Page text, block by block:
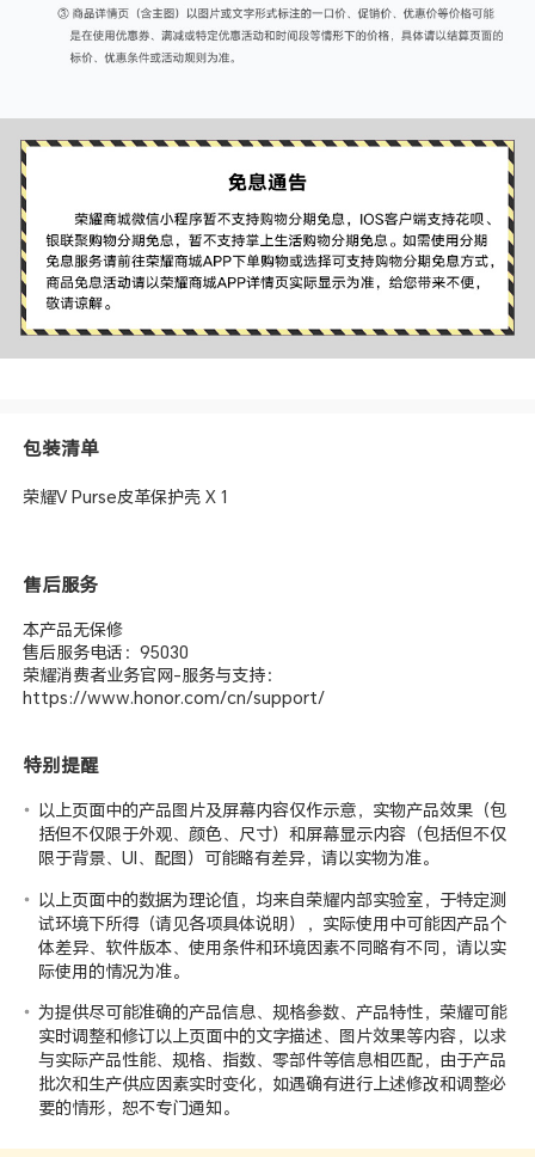
包装清单
荣耀V Purse皮革保护壳 X 1
售后服务
本产品无保修
售后服务电话：95030
荣耀消费者业务官网-服务与支持：
https://www.honor.com/cn/support/
特别提醒
以上页面中的产品图片及屏幕内容仅作示意，实物产品效果（包
括但不仅限于外观、颜色、尺寸）和屏幕显示内容（包括但不仅
限于背景、UI、配图）可能略有差异，请以实物为准。
以上页面中的数据为理论值，均来自荣耀内部实验室，于特定测
试环境下所得（请见各项具体说明），实际使用中可能因产品个
体差异、软件版本、使用条件和环境因素不同略有不同，请以实
际使用的情况为准。
为提供尽可能准确的产品信息、规格参数、产品特性，荣耀可能
实时调整和修订以上页面中的文字描述、图片效果等内容，以求
与实际产品性能、规格、指数、零部件等信息相匹配，由于产品
批次和生产供应因素实时变化，如遇确有进行上述修改和调整必
要的情形，恕不专门通知。